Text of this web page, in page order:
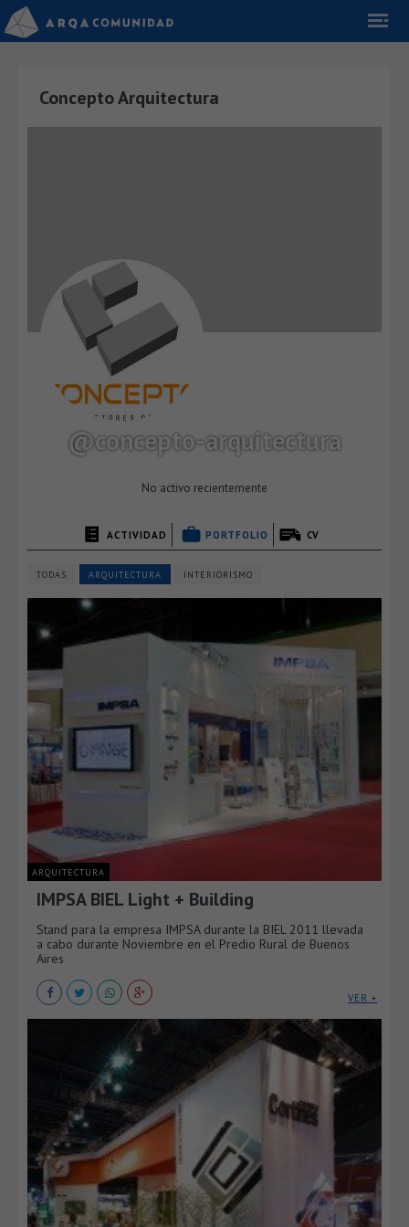
Concepto Arquitectura
@concepto-arquitectura
No activo recientemente
ACTIVIDAD PORTFOLIO CV
TODAS ARQUITECTURA INTERIORISMO
ARQUITECTURA
IMPSA BIEL Light + Building
Stand para la empresa IMPSA durante la BIEL 2011 llevada
a cabo durante Noviembre en el Predio Rural de Buenos
Aires
VER +